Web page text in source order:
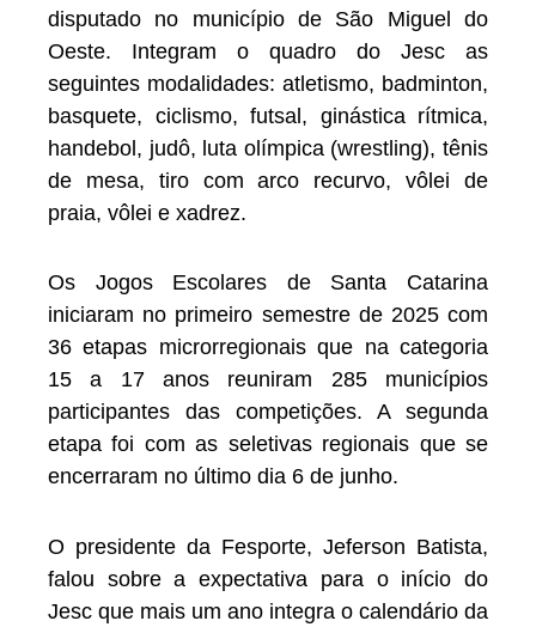
disputado no município de São Miguel do
Oeste. Integram o quadro do Jesc as
seguintes modalidades: atletismo, badminton,
basquete, ciclismo, futsal, ginástica rítmica,
handebol, judô, luta olímpica (wrestling), tênis
de mesa, tiro com arco recurvo, vôlei de
praia, vôlei e xadrez.
Os Jogos Escolares de Santa Catarina
iniciaram no primeiro semestre de 2025 com
36 etapas microrregionais que na categoria
15 a 17 anos reuniram 285 municípios
participantes das competições. A segunda
etapa foi com as seletivas regionais que se
encerraram no último dia 6 de junho.
O presidente da Fesporte, Jeferson Batista,
falou sobre a expectativa para o início do
Jesc que mais um ano integra o calendário da